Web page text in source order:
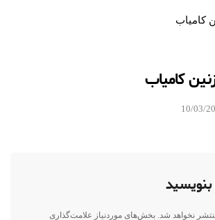
کامیاب
10/03/
بنویسید
نخواهد شد. بخش‌های موردنیاز علامت‌گذاری